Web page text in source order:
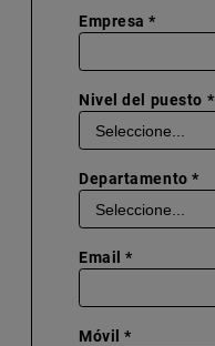
Empresa *
Nivel del puesto *
Departamento *
Email *
Móvil *